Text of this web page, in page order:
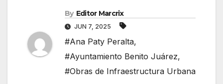
By Editor Marcrix
JUN 7, 2025
#Ana Paty Peralta,
#Ayuntamiento Benito Juárez,
#Obras de Infraestructura Urbana